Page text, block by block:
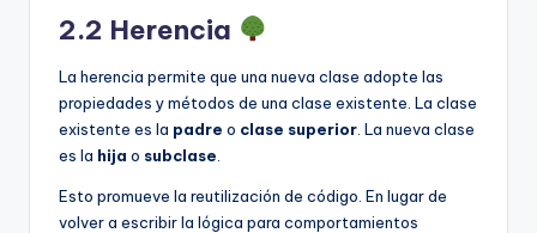
2.2 Herencia
La herencia permite que una nueva clase adopte las
propiedades y métodos de una clase existente. La clase
existente es la padre o clase superior . La nueva clase
es la hija o subclase
Esto promueve la reutilización de código. En lugar de
volver a escribir la lógica para comportamientos